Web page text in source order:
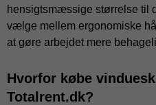
hensigtsmæssige størrelse til
vælge mellem ergonomiske
at gøre arbejdet mere
Hvorfor købe
Totalrent.dk?